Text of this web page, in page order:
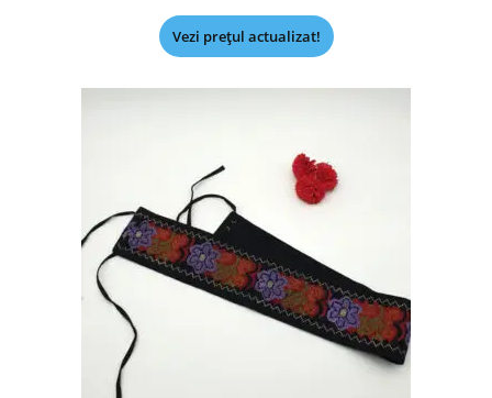
Vezi prețul actualizat!